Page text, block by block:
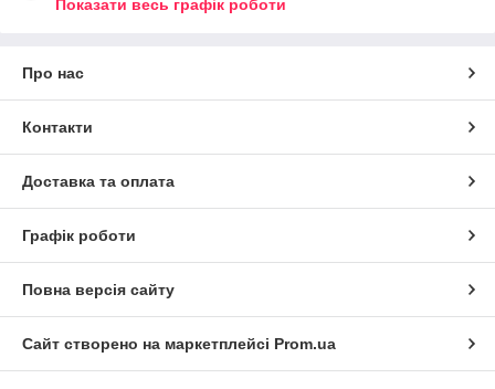
Показати весь графік роботи
Про нас
Контакти
Доставка та оплата
Графік роботи
Повна версія сайту
Сайт створено на маркетплейсі Prom.ua